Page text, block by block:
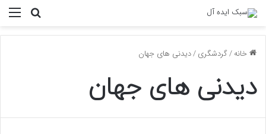
خانه/گردشگری/دیدنی های جهان
دیدنی های جهان